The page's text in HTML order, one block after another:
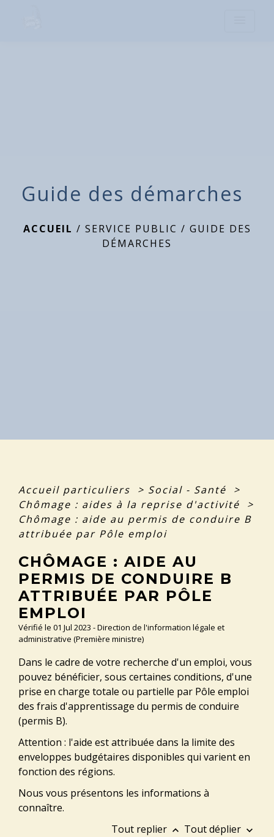
Guide des démarches
ACCUEIL / SERVICE PUBLIC / GUIDE DES
DÉMARCHES
Accueil particuliers > Social - Santé
>
Chômage : aides à la reprise d'activité
>
Chômage : aide au permis de conduire B
attribuée par Pôle emploi
CHÔMAGE : AIDE AU
PERMIS DE CONDUIRE B
ATTRIBUÉE PAR PÔLE
EMPLOI
Vérifié le 01 Jul 2023 - Direction de l'information légale et
administrative (Première ministre)
Dans le cadre de votre recherche d'un emploi, vous
pouvez bénéficier, sous certaines conditions, d'une
prise en charge totale ou partielle par Pôle emploi
des frais d'apprentissage du permis de conduire
(permis B).
Attention : l'aide est attribuée dans la limite des
enveloppes budgétaires disponibles qui varient en
fonction des régions.
Nous vous présentons les informations à
connaître.
Tout replier keyboard_arrow_up Tout déplier keyboard_arrow_down